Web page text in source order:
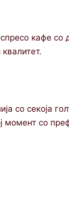
кафе со
со секоја
момент со